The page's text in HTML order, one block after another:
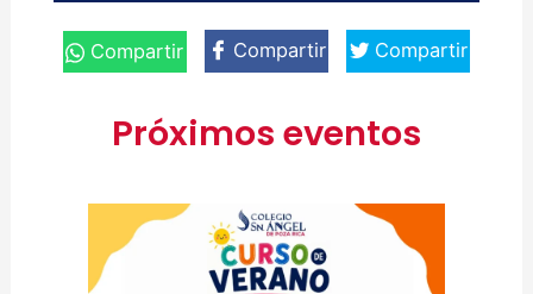
Compartir Compartir Compartir
Próximos eventos